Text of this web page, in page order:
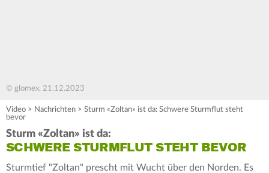
© glomex, 21.12.2023
Video > Nachrichten > Sturm «Zoltan» ist da: Schwere Sturmflut steht
bevor
Sturm «Zoltan» ist da:
SCHWERE STURMFLUT STEHT BEVOR
Sturmtief "Zoltan" prescht mit Wucht über den Norden. Es